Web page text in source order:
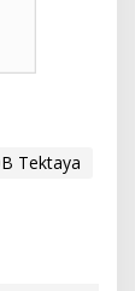
Tektaya